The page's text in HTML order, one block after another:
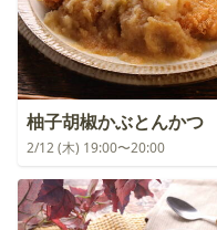
柚子胡椒かぶとんかつ
2/12 (木) 19:00〜20:00